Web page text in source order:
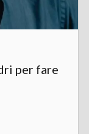
per fare